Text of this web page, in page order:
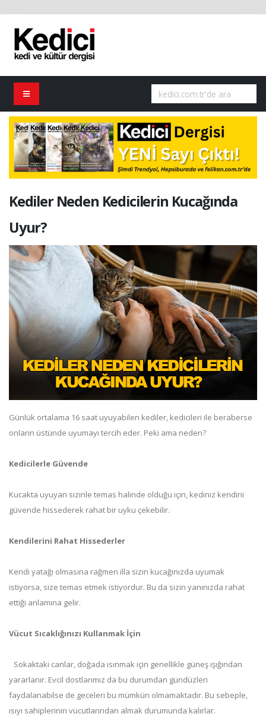
Kediler Neden Kedicilerin Kucağında
Uyur?
Günlük ortalama 16 saat uyuyabilen kediler, kedicileri ile beraberse
onların üstünde uyumayı tercih eder. Peki ama neden?
Kedicilerle Güvende
Kucakta uyuyan sizinle temas halinde olduğu için, kediniz kendini
güvende hissederek rahat bir uyku çekebilir.
Kendilerini Rahat Hissederler
Kendi yatağı olmasına rağmen illa sizin kucağınızda uyumak
istiyorsa, size temas etmek istiyordur. Bu da sizin yanınızda rahat
ettiği anlamına gelir.
Vücut Sıcaklığınızı Kullanmak İçin
Sokaktaki canlar, doğada ısınmak için genellikle güneş ışığından
yararlanır. Evcil dostlarımız da bu durumdan gündüzleri
faydalanabilse de geceleri bu mümkün olmamaktadır. Bu sebeple,
ısıyı sahiplerinin vücutlarından almak durumunda kalırlar.